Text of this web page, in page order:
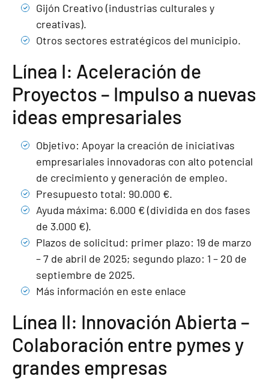
Gijón Creativo (industrias culturales y
creativas).
Otros sectores estratégicos del municipio.
Línea I: Aceleración de
Proyectos – Impulso a nuevas
ideas empresariales
Objetivo: Apoyar la creación de iniciativas
empresariales innovadoras con alto potencial
de crecimiento y generación de empleo.
Presupuesto total: 90.000 €.
Ayuda máxima: 6.000 € (dividida en dos fases
de 3.000 €).
Plazos de solicitud: primer plazo: 19 de marzo
– 7 de abril de 2025; segundo plazo: 1 – 20 de
septiembre de 2025.
Más información en este enlace
Línea II: Innovación Abierta –
Colaboración entre pymes y
grandes empresas